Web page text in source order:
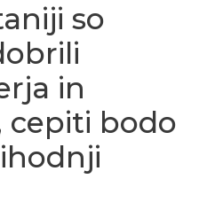
so
in
cepiti bodo